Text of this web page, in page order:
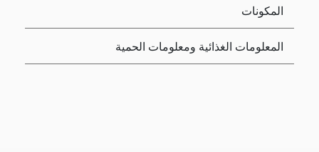
المكونات
المعلومات الغذائية ومعلومات الحمية